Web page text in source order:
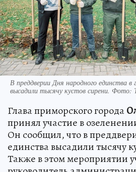
В преддверии Дня народного единства в
высадили тысячу кустов сирени. Фото:
Глава приморского города
принял участие в
Он сообщил, что в
единства высадили тысячу
Также в этом мероприятии